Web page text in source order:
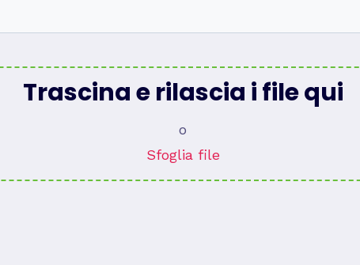
Trascina e rilascia i file qui
o
Sfoglia file